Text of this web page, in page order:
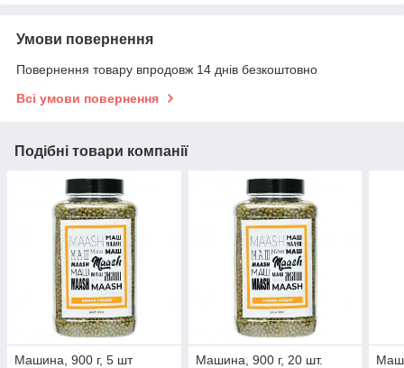
Умови повернення
Повернення товару впродовж 14 днів безкоштовно
Всі умови повернення
Подібні товари компанії
Машина, 900 г, 5 шт Машина, 900 г, 20 шт.